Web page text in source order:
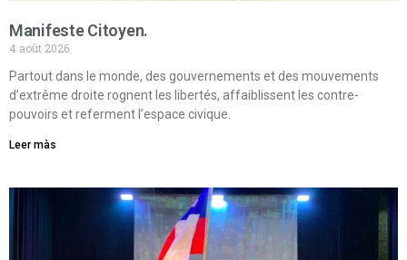
Manifeste Citoyen.
4 août 2026
Partout dans le monde, des gouvernements et des mouvements
d’extrême droite rognent les libertés, affaiblissent les contre-
pouvoirs et referment l’espace civique.
Leer màs